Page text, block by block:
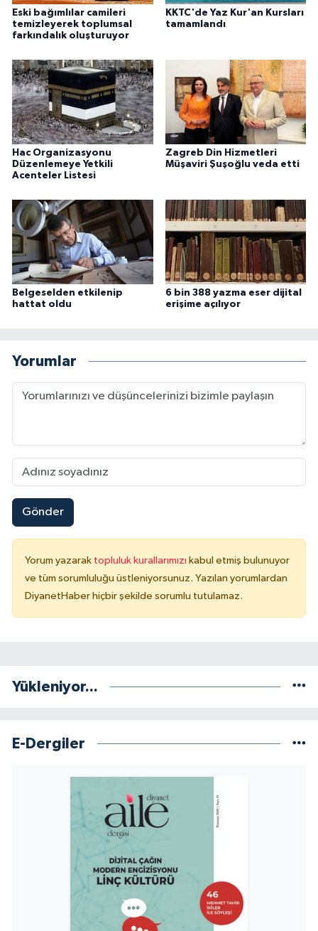
Eski bağımlılar camileri
temizleyerek toplumsal
farkındalık oluşturuyor
KKTC'de Yaz Kur'an Kursları
tamamlandı
Hac Organizasyonu
Düzenlemeye Yetkili
Acenteler Listesi
Zagreb Din Hizmetleri
Müşaviri Şuşoğlu veda etti
Belgeselden etkilenip
hattat oldu
6 bin 388 yazma eser dijital
erişime açılıyor
Yorumlar
Gönder
Yorum yazarak topluluk kurallarımızı kabul etmiş bulunuyor
ve tüm sorumluluğu üstleniyorsunuz. Yazılan yorumlardan
DiyanetHaber hiçbir şekilde sorumlu tutulamaz.
Yükleniyor...
E-Dergiler